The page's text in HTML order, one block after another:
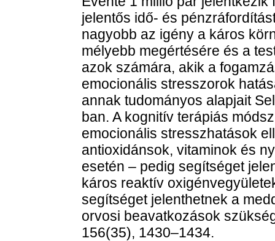
jelentős idő- és
nagyobb az igény a káros
mélyebb megértésére és a
azok számára, akik a
emocionális stresszorok
annak tudományos alapjait
ban. A kognitív terápiás
emocionális stresszhatások
antioxidánsok, vitaminok és
esetén – pedig segítséget
káros reaktív
segítséget jelenthetnek a
orvosi beavatkozások
156(35), 1430–1434.